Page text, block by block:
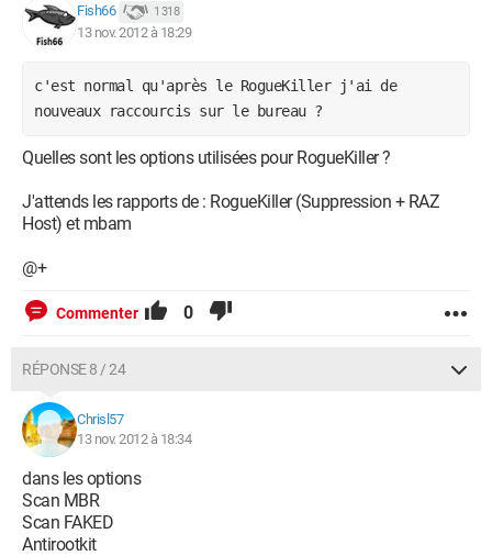
Fish66 1 318
13 nov. 2012 à 18:29
c'est normal qu'après le RogueKiller j'ai de
nouveaux raccourcis sur le bureau ?
Quelles sont les options utilisées pour RogueKiller ?
J'attends les rapports de : RogueKiller (Suppression + RAZ
Host) et mbam
@+
Commenter 0
RÉPONSE 8 / 24
Chrisl57
13 nov. 2012 à 18:34
dans les options
Scan MBR
Scan FAKED
Antirootkit